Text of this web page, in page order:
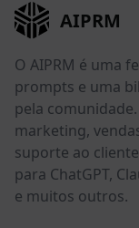
AIPRM
O AIPRM é uma
prompts e uma
pela
marketing,
suporte ao
para ChatGPT,
e muitos outros.